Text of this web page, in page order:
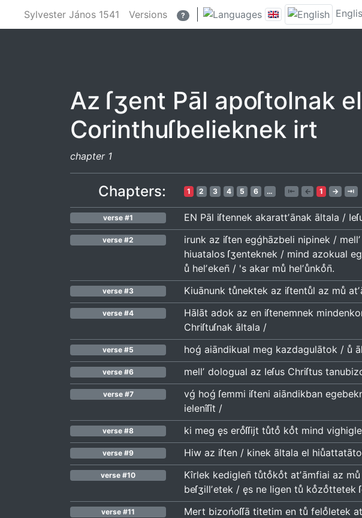
Sylvester János 1541 Versions ?
Az ſʒent Pāl apoſtolnak
Corinthuſbelieknek irt
chapter 1
Chapters: 1 2 3 4 5 6 … ⇤ ← 1 → ⇥
verse #1 EN Pāl iſtennek akarattʼānak āltala /
verse #2
irunk az iſten egǵhāzbeli nipinek /
hiuatalos ſʒenteknek / mind azokual
uͤ helʼeken̄ / 's akar muͤ helʼuͤnkoͤn̄.
verse #3 Kiuānunk tuͤnektek az iſtentuͤl az muͤ
verse #4
Hālāt adok az en iſtenemnek
Chriſtuſnak āltala /
verse #5 hoǵ aiāndikual meg kazdagulātok / uͤ
verse #6 mellʼ dologual az Ieſus Chriſtus
verse #7
vǵ hoǵ ſemmi iſteni aiāndikban
ielenîſît /
verse #8 ki meg ęs eroͤſſijt tuͤtoͤ koͤt mind
verse #9 Hiw az iſten / kinek āltala el
verse #10
Kîrlek kediglen̄ tuͤtoͤkoͤt atʼāmfiai az muͤ
beſʒillʼetek / ęs ne ligen tuͤ
verse #11 Mert bizońoſſā titetim en tuͤ feloͤletek